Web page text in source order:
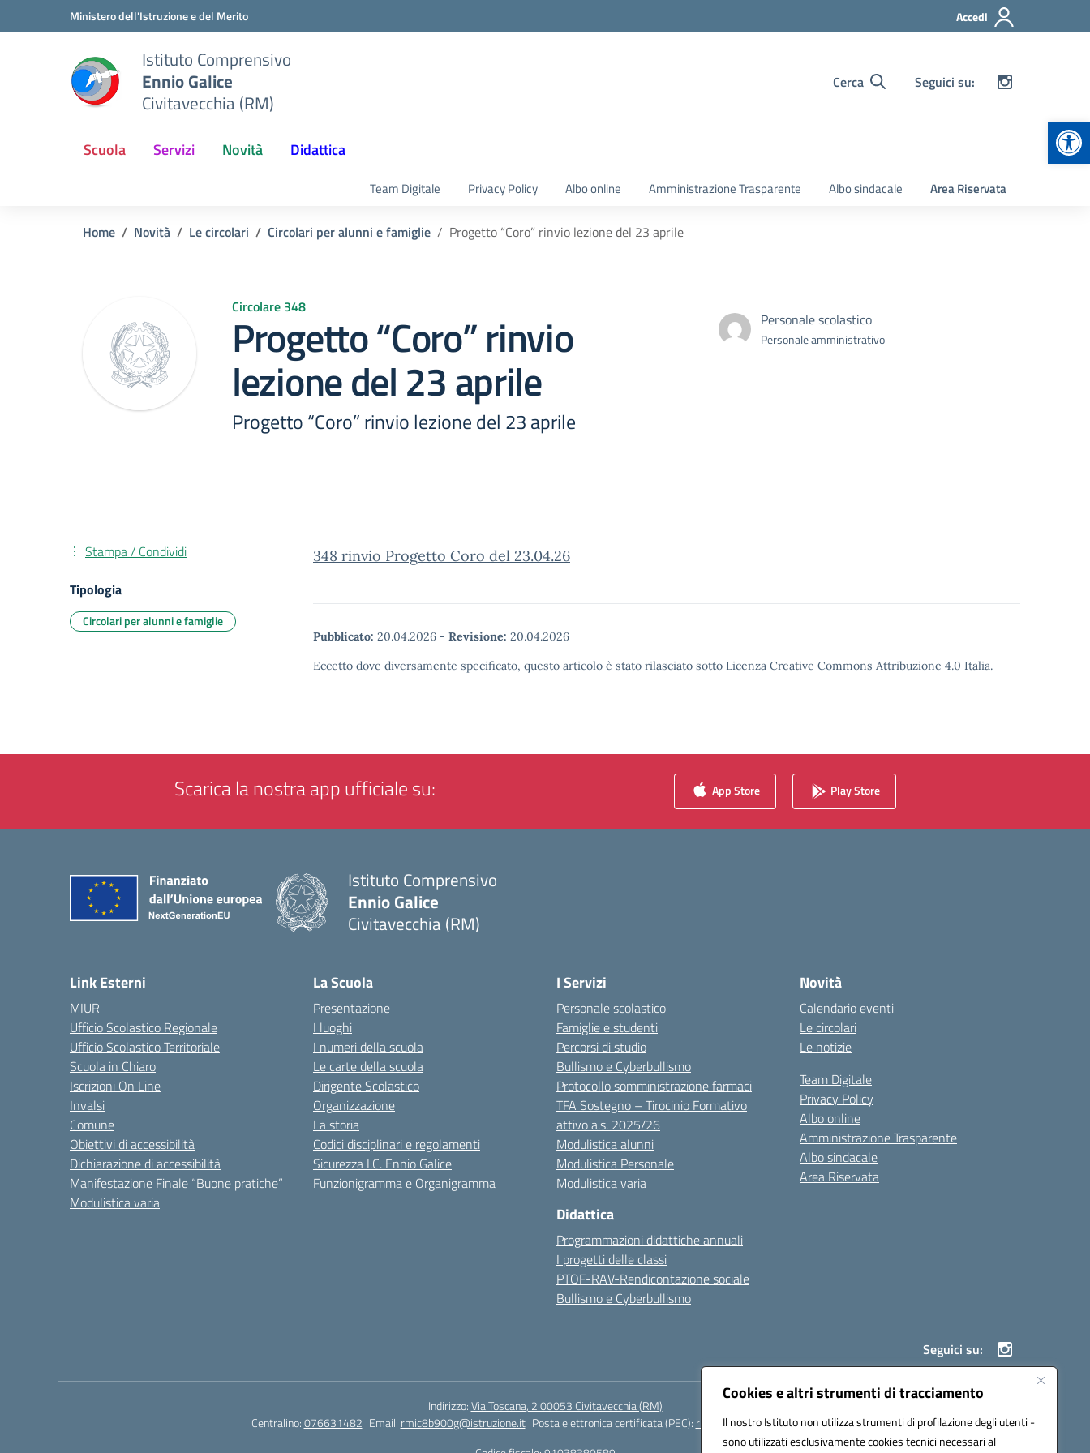
Cookies e altri strumenti di tracciamento
Il nostro Istituto non utilizza strumenti di profilazione degli utenti -
sono utilizzati esclusivamente cookies tecnici necessari al
Vai ai contenuti
Vai al menu di navigazioneMinistero dell'Istruzione e del Merito Accedi
Istituto Comprensivo
Ennio Galice
Civitavecchia (RM)
Cerca Seguici su:
Scuola Servizi Novità Didattica
Team Digitale Privacy Policy Albo online Amministrazione Trasparente Albo sindacale Area Riservata
Home Novità Le circolari Circolari per alunni e famiglie Progetto “Coro” rinvio lezione del 23 aprile
Circolare 348
Progetto “Coro” rinvio
lezione del 23 aprile
Progetto “Coro” rinvio lezione del 23 aprile
Personale scolastico
Personale amministrativo
348 rinvio Progetto Coro del 23.04.26
Pubblicato: 20.04.2026 - Revisione: 20.04.2026
Eccetto dove diversamente specificato, questo articolo è stato rilasciato sotto Licenza Creative Commons Attribuzione 4.0 Italia.
Stampa / Condividi
Tipologia
Circolari per alunni e famiglie
Scarica la nostra app ufficiale su: App Store Play Store
Istituto Comprensivo
Ennio Galice
Civitavecchia (RM)
Link Esterni
MIUR
Ufficio Scolastico Regionale
Ufficio Scolastico Territoriale
Scuola in Chiaro
Iscrizioni On Line
Invalsi
Comune
Obiettivi di accessibilità
Dichiarazione di accessibilità
Manifestazione Finale “Buone pratiche”
Modulistica varia
La Scuola
Presentazione
I luoghi
I numeri della scuola
Le carte della scuola
Dirigente Scolastico
Organizzazione
La storia
Codici disciplinari e regolamenti
Sicurezza I.C. Ennio Galice
Funzionigramma e Organigramma
I Servizi
Personale scolastico
Famiglie e studenti
Percorsi di studio
Bullismo e Cyberbullismo
Protocollo somministrazione farmaci
TFA Sostegno – Tirocinio Formativo
attivo a.s. 2025/26
Modulistica alunni
Modulistica Personale
Modulistica varia
Didattica
Programmazioni didattiche annuali
I progetti delle classi
PTOF-RAV-Rendicontazione sociale
Bullismo e Cyberbullismo
Novità
Calendario eventi
Le circolari
Le notizie
Team Digitale
Privacy Policy
Albo online
Amministrazione Trasparente
Albo sindacale
Area Riservata
Seguici su:
Indirizzo:Via Toscana, 2 00053 Civitavecchia (RM)
Centralino:076631482 Email: rmic8b900g@istruzione.it Posta elettronica certificata (PEC): rmic8b900g@pec.istruzione.it